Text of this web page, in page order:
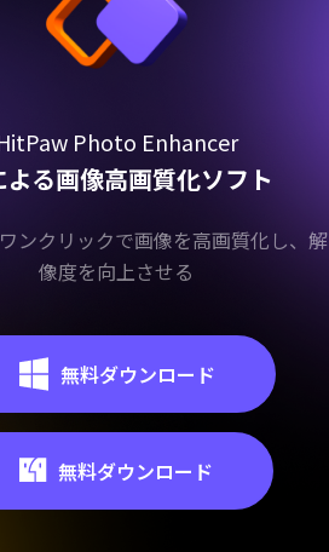
Photo Enhancer
る画像高画質化ソフト
ンクリックで画像を高画質化し、解
像度を向上させる
無料ダウンロード
無料ダウンロード